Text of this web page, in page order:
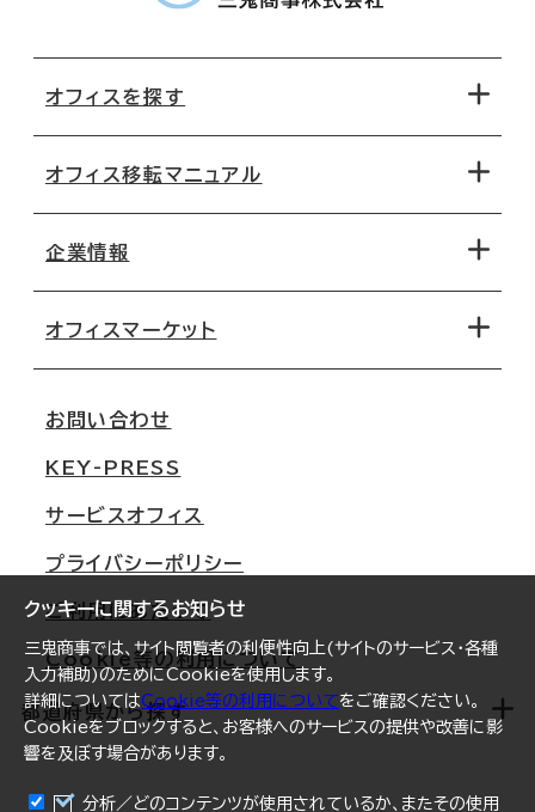
クッキーに関するお知らせ
三鬼商事では、サイト閲覧者の利便性向上(サイトのサービス・各種
入力補助)のためにCookieを使用します。
詳細についてはCookie等の利用についてをご確認ください。
Cookieをブロックすると、お客様へのサービスの提供や改善に影
響を及ぼす場合があります。
分析／どのコンテンツが使用されているか、またその使用
オフィスを探す
地図から探す
路線・駅から探す
オフィス移転マニュアル
移転コストシミュレーション
移転スケジュール
オフィス移転Q&A
企業情報
オフィスマーケット
大阪
名古屋
札幌
仙台
横浜
福岡
オフィスリポート
ログイン
お問い合わせ
KEY-PRESS
サービスオフィス
プライバシーポリシー
ご利用にあたって
Cookie等の利用について
都道府県から探す